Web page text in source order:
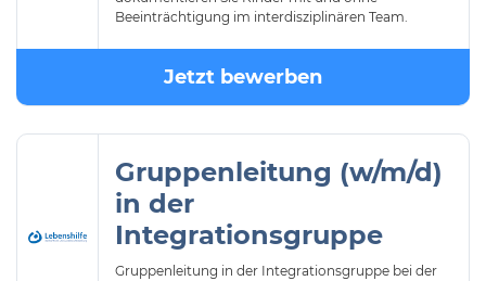
Beeinträchtigung im interdisziplinären Team.
Jetzt bewerben
Gruppenleitung (w/m/d)
in der
Integrationsgruppe
Gruppenleitung in der Integrationsgruppe bei der